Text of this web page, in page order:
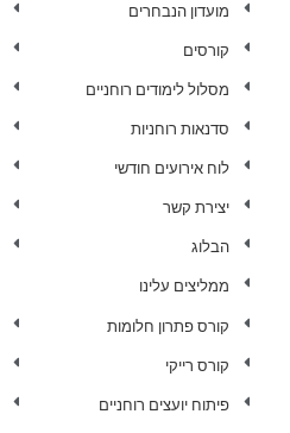
מועדון הנבחרים
קורסים
מסלול לימודים רוחניים
סדנאות רוחניות
לוח אירועים חודשי
יצירת קשר
הבלוג
ממליצים עלינו
קורס פתרון חלומות
קורס רייקי
פיתוח יועצים רוחניים